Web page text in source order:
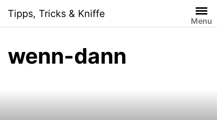
content
Tipps, Tricks & Kniffe
Menu
wenn-dann